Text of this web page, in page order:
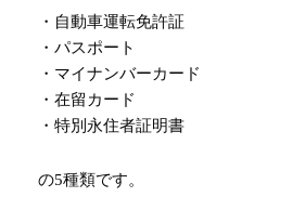
・自動車運転免許証
・パスポート
・マイナンバーカード
・在留カード
・特別永住者証明書
の5種類です。